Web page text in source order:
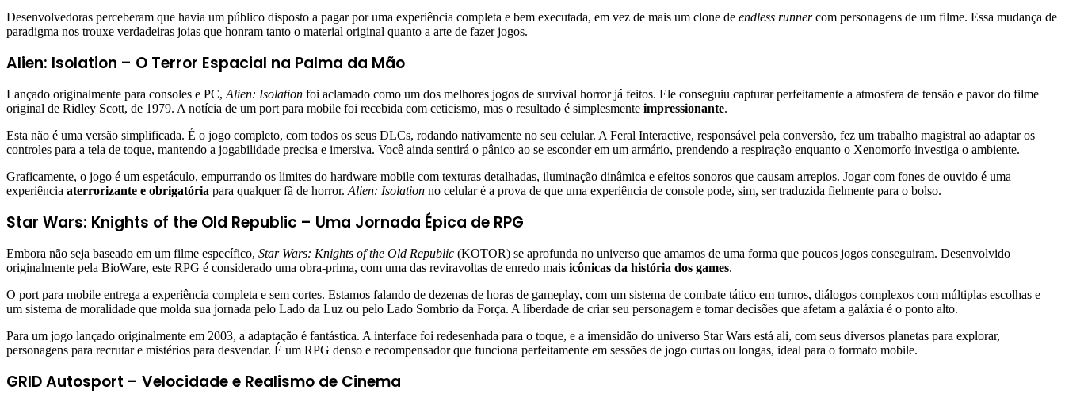
Desenvolvedoras perceberam que havia um público disposto a pagar por uma experiência completa e bem executada, em vez de mais um clone de endless runnercom personagens de um filme. Essa mudança de
paradigma nos trouxe verdadeiras joias que honram tanto o material original quanto a arte de fazer jogos.
Alien: Isolation – O Terror Espacial na Palma da Mão
Lançado originalmente para consoles e PC, Alien: Isolation foi aclamado como um dos melhores jogos de survival horror já feitos. Ele conseguiu capturar perfeitamente a atmosfera de tensão e pavor do filme
original de Ridley Scott, de 1979. A notícia de um port para mobile foi recebida com ceticismo, mas o resultado é simplesmente impressionante.
Esta não é uma versão simplificada. É o jogo completo, com todos os seus DLCs, rodando nativamente no seu celular. A Feral Interactive, responsável pela conversão, fez um trabalho magistral ao adaptar os
controles para a tela de toque, mantendo a jogabilidade precisa e imersiva. Você ainda sentirá o pânico ao se esconder em um armário, prendendo a respiração enquanto o Xenomorfo investiga o ambiente.
Graficamente, o jogo é um espetáculo, empurrando os limites do hardware mobile com texturas detalhadas, iluminação dinâmica e efeitos sonoros que causam arrepios. Jogar com fones de ouvido é uma
experiência aterrorizante e obrigatória para qualquer fã de horror. Alien: Isolation no celular é a prova de que uma experiência de console pode, sim, ser traduzida fielmente para o bolso.
Star Wars: Knights of the Old Republic – Uma Jornada Épica de RPG
Embora não seja baseado em um filme específico, Star Wars: Knights of the Old Republic (KOTOR) se aprofunda no universo que amamos de uma forma que poucos jogos conseguiram. Desenvolvido
originalmente pela BioWare, este RPG é considerado uma obra-prima, com uma das reviravoltas de enredo mais icônicas da história dos games.
O port para mobile entrega a experiência completa e sem cortes. Estamos falando de dezenas de horas de gameplay, com um sistema de combate tático em turnos, diálogos complexos com múltiplas escolhas e
um sistema de moralidade que molda sua jornada pelo Lado da Luz ou pelo Lado Sombrio da Força. A liberdade de criar seu personagem e tomar decisões que afetam a galáxia é o ponto alto.
Para um jogo lançado originalmente em 2003, a adaptação é fantástica. A interface foi redesenhada para o toque, e a imensidão do universo Star Wars está ali, com seus diversos planetas para explorar,
personagens para recrutar e mistérios para desvendar. É um RPG denso e recompensador que funciona perfeitamente em sessões de jogo curtas ou longas, ideal para o formato mobile.
GRID Autosport – Velocidade e Realismo de Cinema